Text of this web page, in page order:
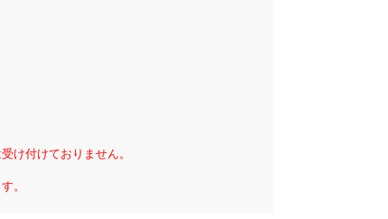
け付けておりません。
。